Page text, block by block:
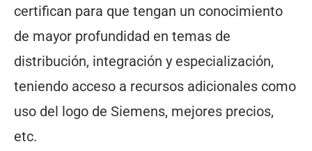
certifican para que tengan un conocimiento
de mayor profundidad en temas de
distribución, integración y especialización,
teniendo acceso a recursos adicionales como
uso del logo de Siemens, mejores precios,
etc.